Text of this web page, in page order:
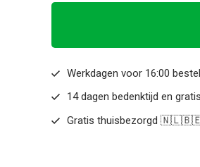
Werkdagen voor 16:00
14 dagen bedenktijd en
Gratis thuisbezorgd